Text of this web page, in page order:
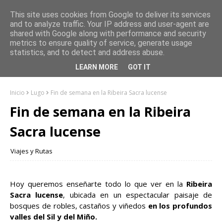
Inicio Lugo Fin de semana en la Ribeira Sacra lucense
Fin de semana en la Ribeira
Sacra lucense
Viajes y Rutas
Hoy queremos enseñarte todo lo que ver en la Ribeira
Sacra lucense, ubicada en un espectacular paisaje de
bosques de robles, castaños y viñedos en los profundos
valles del Sil y del Miño.
This site uses cookies from Google to deliver its services
and to analyze traffic. Your IP address and user-agent are
shared with Google along with performance and security
metrics to ensure quality of service, generate usage
statistics, and to detect and address abuse.
LEARN MORE GOT IT